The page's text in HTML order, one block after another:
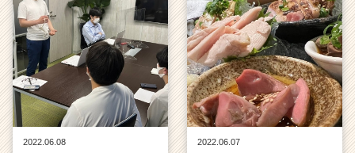
2022.06.08
2022.06.07